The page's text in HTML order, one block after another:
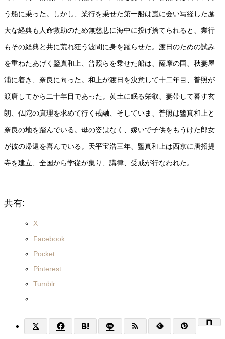
う船に乗った。しかし、業行を乗せた第一船は嵐に会い写経した厖
大な経典も人命救助のため無慈悲に海中に投げ捨てられると、業行
もその経典と共に荒れ狂う波間に身を躍らせた。渡日のための試み
を重ねたあげく鑒真和上、普照らを乗せた船は、薩摩の国、秋妻屋
浦に着き、奈良に向った。和上が渡日を決意して十二年目、普照が
渡唐してから二十年目であった。黄土に眠る栄叡、妻帯して暮す玄
朗、仏陀の真理を求めて行く戒融、そしていま、普照は鑒真和上と
奈良の地を踏んでいる。母の姿はなく、嫁いで子供をもうけた郎女
が彼の帰還を喜んでいる。天平宝浩三年、鑒真和上は西京に唐招提
寺を建立、全国から学従が集り、講律、受戒が行なわれた。
共有:
X
Facebook
Pocket
Pinterest
Tumblr